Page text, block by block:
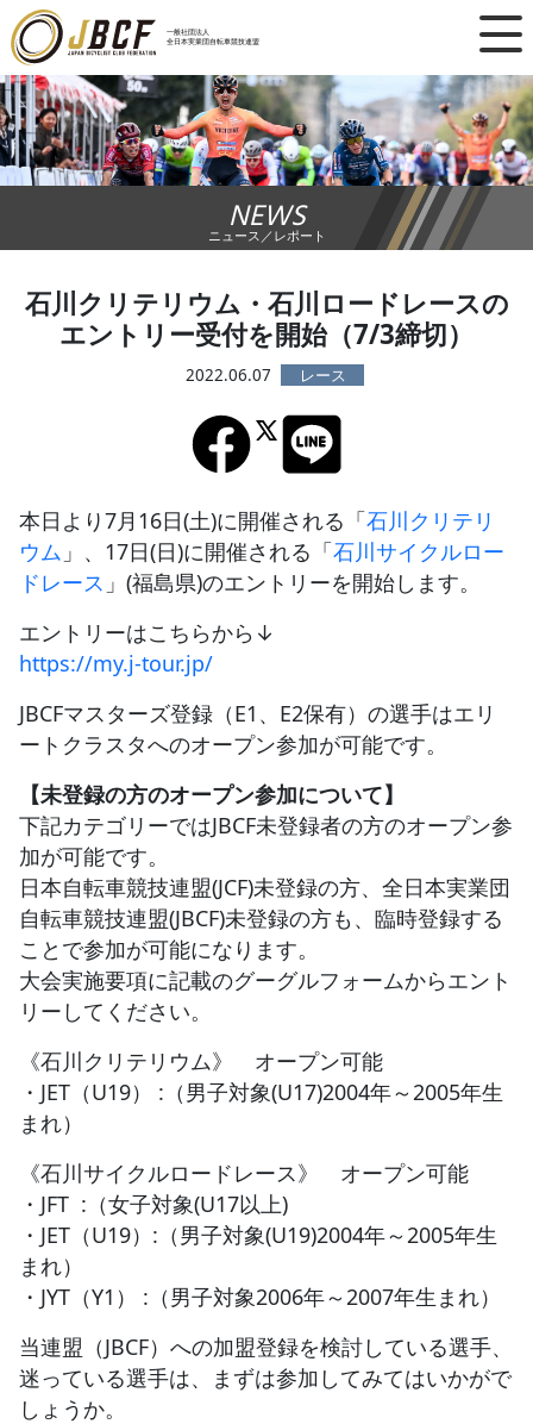
一般社団法人
全日本実業団自転車競技連盟
×
ニュース
レース日程
ランキング
チーム・選手
競技ガイド
加盟・登録
エントリー
JBCF ROAD SERIESとは
NEWS
ニュース／レポート
石川クリテリウム・石川ロードレースの
エントリー受付を開始（7/3締切）
2022.06.07
本日より7月16日(土)に開催される「石川クリテリ
ウム 」、17日(日)に開催される「石川サイクルロー
ドレース 」(福島県)のエントリーを開始します。
エントリーはこちらから↓
https://my.j-tour.jp/
JBCFマスターズ登録（E1、E2保有）の選手はエリ
ートクラスタへのオープン参加が可能です。
【未登録の方のオープン参加について】
下記カテゴリーではJBCF未登録者の方のオープン参
加が可能です。
日本自転車競技連盟(JCF)未登録の方、全日本実業団
自転車競技連盟(JBCF)未登録の方も、臨時登録する
ことで参加が可能になります。
大会実施要項に記載のグーグルフォームからエント
リーしてください。
《石川クリテリウム》 オープン可能
・JET（U19） :（男子対象(U17)2004年～2005年生
まれ）
《石川サイクルロードレース》 オープン可能
・JFT :（女子対象(U17以上)
・JET（U19）:（男子対象(U19)2004年～2005年生
まれ）
・JYT（Y1） :（男子対象2006年～2007年生まれ）
当連盟（JBCF）への加盟登録を検討している選手、
迷っている選手は、まずは参加してみてはいかがで
しょうか。